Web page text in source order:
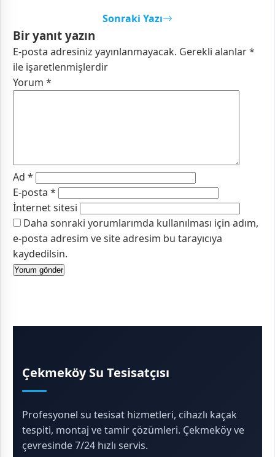
Sonraki Yazı
Bir yanıt yazın
E-posta adresiniz yayınlanmayacak. Gerekli alanlar*
ile işaretlenmişlerdir
Yorum *
Ad *
E-posta *
İnternet sitesi
Daha sonraki yorumlarımda kullanılması için adım,
e-posta adresim ve site adresim bu tarayıcıya
kaydedilsin.
Çekmeköy Su Tesisatçısı
Profesyonel su tesisat hizmetleri, cihazlı kaçak
tespiti, montaj ve tamir çözümleri. Çekmeköy ve
çevresinde 7/24 hızlı servis.